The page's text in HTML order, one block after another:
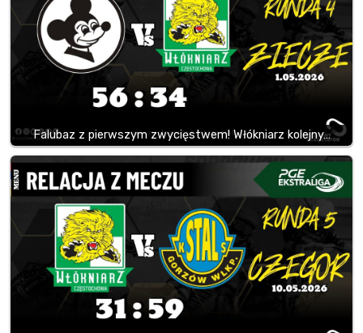
Falubaz z pierwszym zwycięstwem! Włókniarz kolejny…